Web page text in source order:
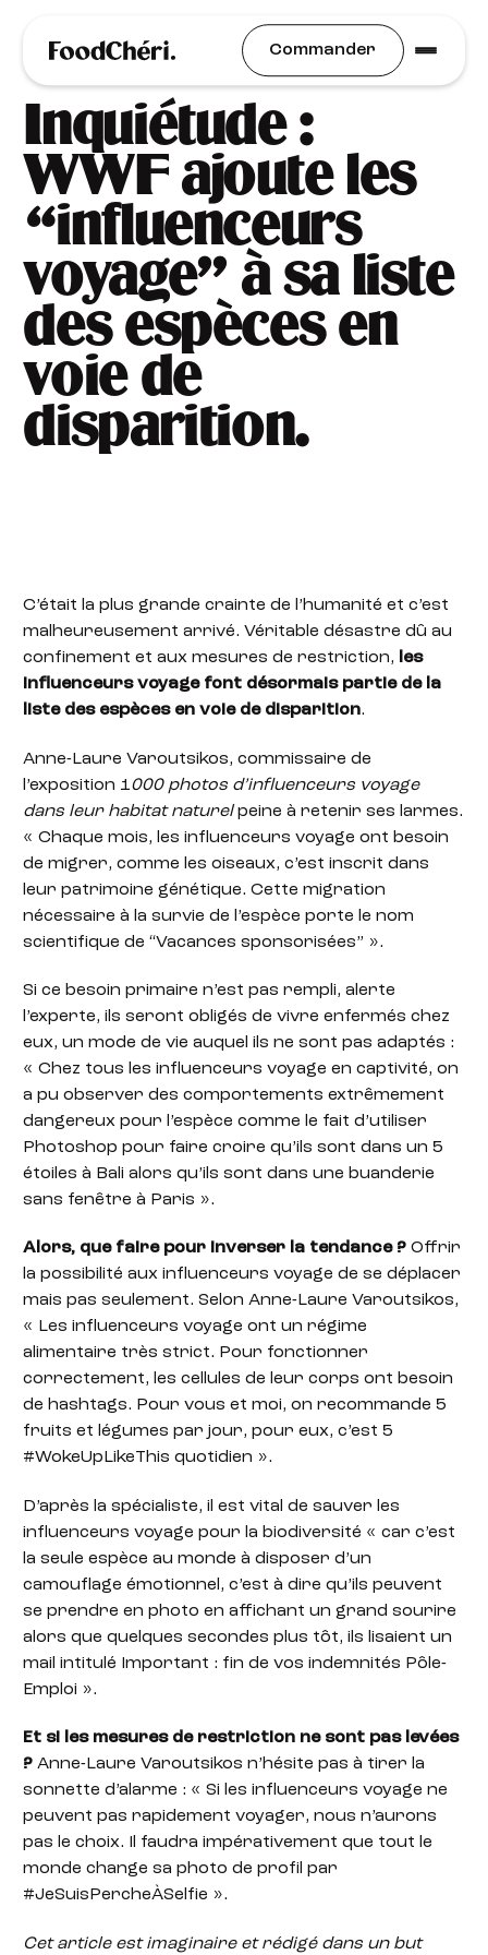
Commander
Idées Recettes
Inquiétude :
WWF ajoute les
“influenceurs
voyage” à sa liste
des espèces en
voie de
disparition.
C’était la plus grande crainte de l’humanité et c’est
malheureusement arrivé. Véritable désastre dû au
confinement et aux mesures de restriction,
les
influenceurs voyage font désormais partie de la
liste des espèces en voie de disparition.
Anne-Laure Varoutsikos, commissaire de
l’exposition 1000 photos d’influenceurs voyage
dans leur habitat naturelpeine à retenir ses larmes.
« Chaque mois, les influenceurs voyage ont besoin
de migrer, comme les oiseaux, c’est inscrit dans
leur patrimoine génétique. Cette migration
nécessaire à la survie de l’espèce porte le nom
scientifique de “Vacances sponsorisées” ».
Si ce besoin primaire n’est pas rempli, alerte
l’experte, ils seront obligés de vivre enfermés chez
eux, un mode de vie auquel ils ne sont pas adaptés :
« Chez tous les influenceurs voyage en captivité, on
a pu observer des comportements extrêmement
dangereux pour l’espèce comme le fait d’utiliser
Photoshop pour faire croire qu’ils sont dans un 5
étoiles à Bali alors qu’ils sont dans une buanderie
sans fenêtre à Paris ».
Alors, que faire pour inverser la tendance ? Offrir
la possibilité aux influenceurs voyage de se déplacer
mais pas seulement. Selon Anne-Laure Varoutsikos,
« Les influenceurs voyage ont un régime
alimentaire très strict. Pour fonctionner
correctement, les cellules de leur corps ont besoin
de hashtags. Pour vous et moi, on recommande 5
fruits et légumes par jour, pour eux, c’est 5
#WokeUpLikeThis quotidien ».
D’après la spécialiste, il est vital de sauver les
influenceurs voyage pour la biodiversité « car c’est
la seule espèce au monde à disposer d’un
camouflage émotionnel, c’est à dire qu’ils peuvent
se prendre en photo en affichant un grand sourire
alors que quelques secondes plus tôt, ils lisaient un
mail intitulé Important : fin de vos indemnités Pôle-
Emploi ».
Et si les mesures de restriction ne sont pas levées
?Anne-Laure Varoutsikos n’hésite pas à tirer la
sonnette d’alarme : « Si les influenceurs voyage ne
peuvent pas rapidement voyager, nous n’aurons
pas le choix. Il faudra impérativement que tout le
monde change sa photo de profil par
#JeSuisPercheÀSelfie ».
Cet article est imaginaire et rédigé dans un but